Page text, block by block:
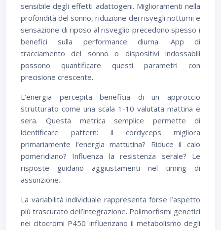
sensibile degli effetti adattogeni. Miglioramenti nella
profondità del sonno, riduzione dei risvegli notturni e
sensazione di riposo al risveglio precedono spesso i
benefici sulla performance diurna. App di
tracciamento del sonno o dispositivi indossabili
possono quantificare questi parametri con
precisione crescente.
L’energia percepita beneficia di un approccio
strutturato come una scala 1-10 valutata mattina e
sera. Questa metrica semplice permette di
identificare pattern: il cordyceps migliora
primariamente l’energia mattutina? Riduce il calo
pomeridiano? Influenza la resistenza serale? Le
risposte guidano aggiustamenti nel timing di
assunzione.
La variabilità individuale rappresenta forse l’aspetto
più trascurato dell’integrazione. Polimorfismi genetici
nei citocromi P450 influenzano il metabolismo degli